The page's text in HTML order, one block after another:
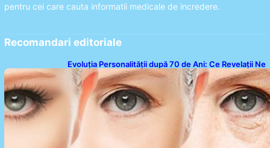
pentru cei care cauta informatii medicale de incredere.
Recomandari editoriale
Evoluția Personalității după 70 de Ani: Ce Revelații Ne
Oferă Studiile Psihologice